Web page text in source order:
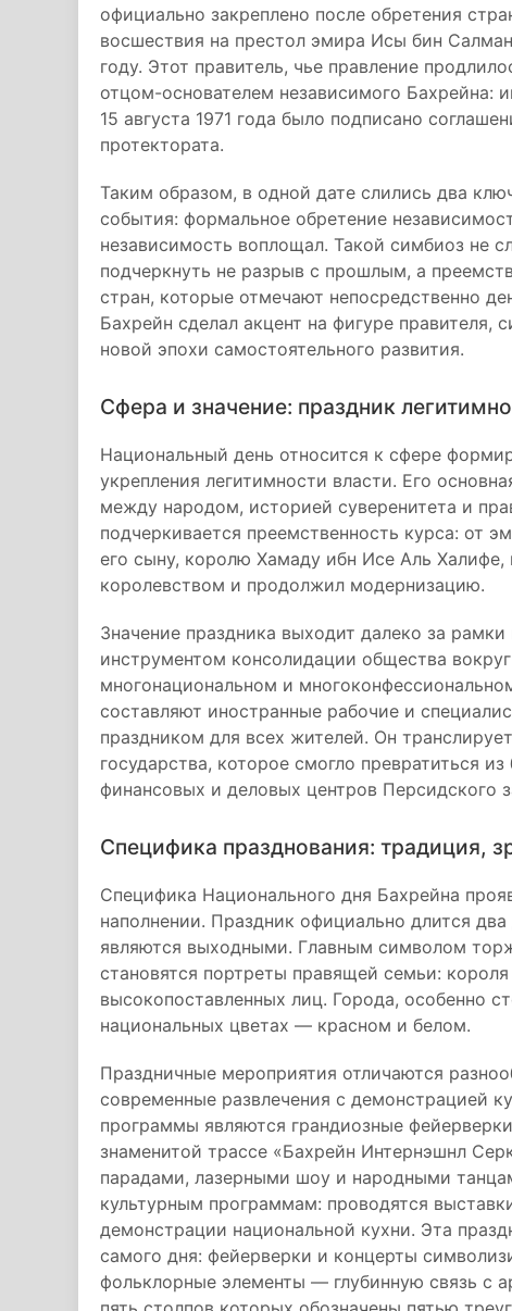
официально закреплено после обретения
восшествия на престол эмира Исы бин
году. Этот правитель, чье правление
отцом-основателем независимого Бахрейна:
15 августа 1971 года было подписано
протектората.
Таким образом, в одной дате слились два
события: формальное обретение
независимость воплощал. Такой симбиоз не
подчеркнуть не разрыв с прошлым, а
стран, которые отмечают непосредственно
Бахрейн сделал акцент на фигуре
новой эпохи самостоятельного развития.
Сфера и значение: праздник
Национальный день относится к сфере
укрепления легитимности власти. Его
между народом, историей суверенитета и
подчеркивается преемственность курса: от
его сыну, королю Хамаду ибн Исе Аль Халифе,
королевством и продолжил модернизацию.
Значение праздника выходит далеко за
инструментом консолидации общества
многонациональном и
составляют иностранные рабочие и
праздником для всех жителей. Он
государства, которое смогло превратиться
финансовых и деловых центров Персидского
Специфика празднования: традиция,
Специфика Национального дня Бахрейна
наполнении. Праздник официально длится
являются выходными. Главным символом
становятся портреты правящей семьи:
высокопоставленных лиц. Города, особенно
национальных цветах — красном и белом.
Праздничные мероприятия отличаются
современные развлечения с демонстрацией
программы являются грандиозные
знаменитой трассе «Бахрейн Интернэшнл
парадами, лазерными шоу и народными
культурным программам: проводятся
демонстрации национальной кухни. Эта
самого дня: фейерверки и концерты
фольклорные элементы — глубинную связь с